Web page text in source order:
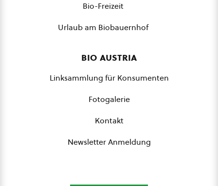
Bio-Freizeit
Urlaub am Biobauernhof
bio austria
Linksammlung für Konsumenten
Fotogalerie
Kontakt
Newsletter Anmeldung